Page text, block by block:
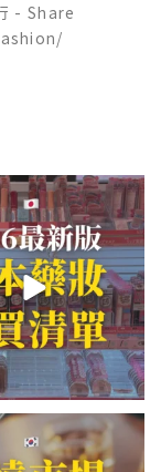
- Share
藥妝店必買什麼
近紅什麼？...
20
市場4家必吃美食
😋/
市場」傳地址給你